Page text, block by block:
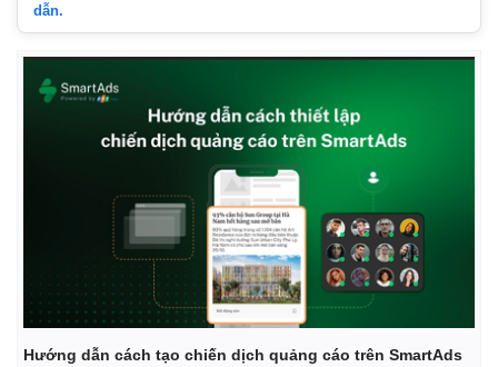
dẫn.
Hướng dẫn cách tạo chiến dịch quảng cáo trên SmartAds